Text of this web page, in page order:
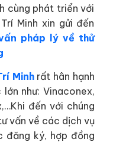
cùng phát triển với
Minh xin gửi đến
pháp lý về thử
Minhrất hân hạnh
như: Vinaconex,
đến với chúng
vấn về các dịch vụ
đăng ký, hợp đồng